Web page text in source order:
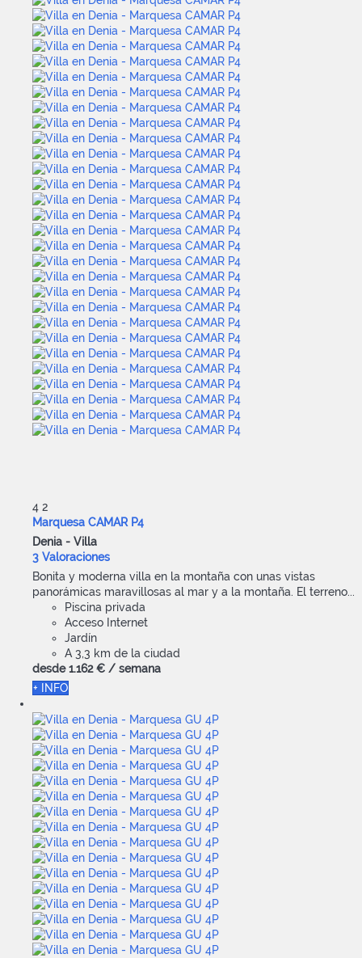
4 2
Marquesa CAMAR P4
Denia - Villa
3 Valoraciones
Bonita y moderna villa en la montaña con unas vistas
panorámicas maravillosas al mar y a la montaña. El terreno...
Piscina privada
Acceso Internet
Jardín
A 3,3 km de la ciudad
desde 1.162 € / semana
+ INFO